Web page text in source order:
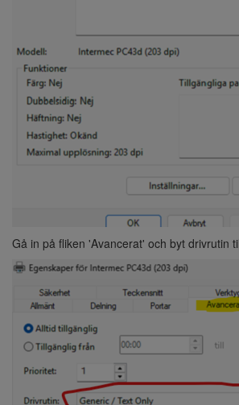
Gå in på fliken 'Avancerat' och byt drivrutin